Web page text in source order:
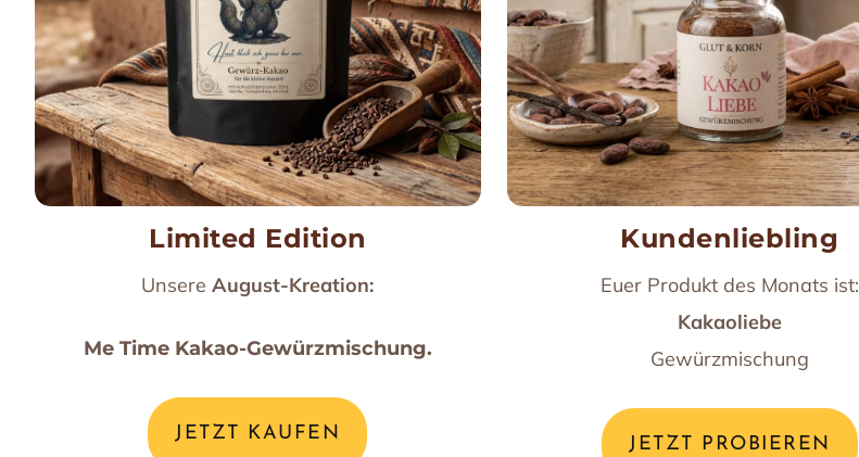
Limited Edition
UnsereAugust-Kreation:
Me Time Kakao-Gewürzmischung.
JETZT KAUFEN
Kundenliebling
Euer Produkt des Monats ist:
Kakaoliebe
Gewürzmischung
JETZT PROBIEREN